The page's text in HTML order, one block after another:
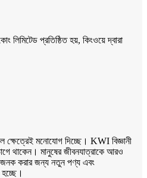
লিমিটেড প্রতিষ্ঠিত হয়, কিংওয়ে দ্বারা
ক্ষেত্রেই মনোযোগ দিচ্ছে। KWI বিজ্ঞানী
থাকেন। মানুষের জীবনযাত্রাকে আরও
করার জন্য নতুন পণ্য এবং